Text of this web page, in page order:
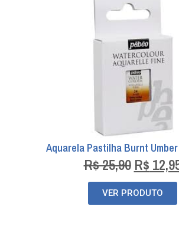
Aquarela Pastilha Burnt
R$25,90 R$
VER PRODUTO